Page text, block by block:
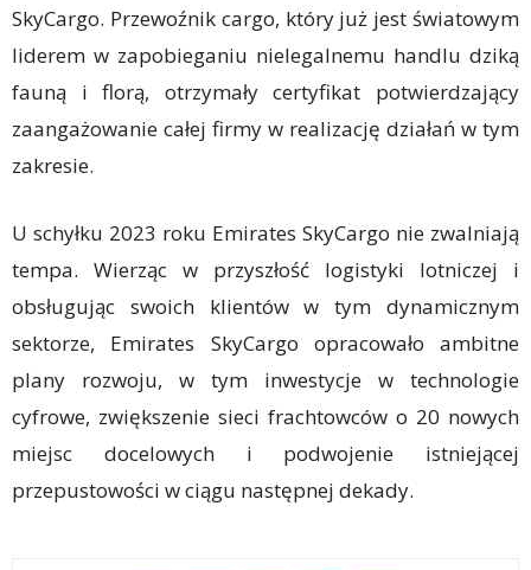
SkyCargo. Przewoźnik cargo, który już jest światowym
liderem w zapobieganiu nielegalnemu handlu dziką
fauną i florą, otrzymały certyfikat potwierdzający
zaangażowanie całej firmy w realizację działań w tym
zakresie.
U schyłku 2023 roku Emirates SkyCargo nie zwalniają
tempa. Wierząc w przyszłość logistyki lotniczej i
obsługując swoich klientów w tym dynamicznym
sektorze, Emirates SkyCargo opracowało ambitne
plany rozwoju, w tym inwestycje w technologie
cyfrowe, zwiększenie sieci frachtowców o 20 nowych
miejsc docelowych i podwojenie istniejącej
przepustowości w ciągu następnej dekady.